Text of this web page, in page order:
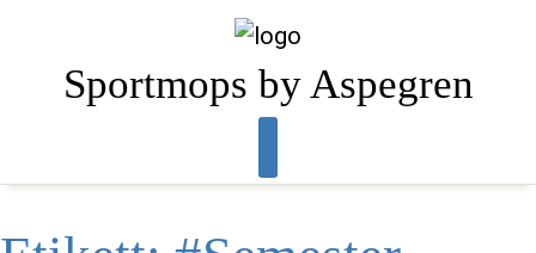
contentSportmops by Aspegren